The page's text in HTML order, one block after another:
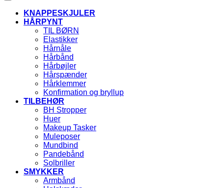
KNAPPESKJULER
HÅRPYNT
TIL BØRN
Elastikker
Hårnåle
Hårbånd
Hårbøjler
Hårspænder
Hårklemmer
Konfirmation og bryllup
TILBEHØR
BH Stropper
Huer
Makeup Tasker
Muleposer
Mundbind
Pandebånd
Solbriller
SMYKKER
Armbånd